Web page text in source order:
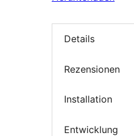
Details
Rezensionen
Installation
Entwicklung